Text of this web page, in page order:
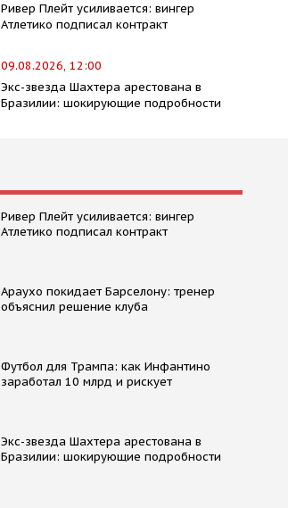
Ривер Плейт усиливается: вингер
Атлетико подписал контракт
09.08.2026, 12:00
Экс-звезда Шахтера арестована в
Бразилии: шокирующие подробности
Ривер Плейт усиливается: вингер
Атлетико подписал контракт
Араухо покидает Барселону: тренер
объяснил решение клуба
Футбол для Трампа: как Инфантино
заработал 10 млрд и рискует
Экс-звезда Шахтера арестована в
Бразилии: шокирующие подробности